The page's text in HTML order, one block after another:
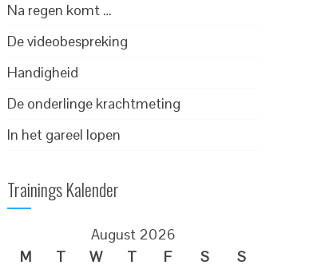
Na regen komt …
De videobespreking
Handigheid
De onderlinge krachtmeting
In het gareel lopen
Trainings Kalender
August 2026
M
T W T F S
S